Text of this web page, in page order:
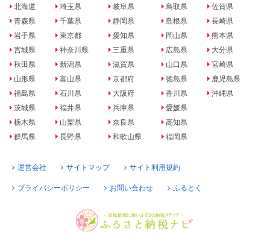
北海道
青森県
岩手県
宮城県
秋田県
山形県
福島県
茨城県
栃木県
群馬県
埼玉県
千葉県
東京都
神奈川県
新潟県
富山県
石川県
福井県
山梨県
長野県
岐阜県
静岡県
愛知県
三重県
滋賀県
京都府
大阪府
兵庫県
奈良県
和歌山県
鳥取県
島根県
岡山県
広島県
山口県
徳島県
香川県
愛媛県
高知県
福岡県
佐賀県
長崎県
熊本県
大分県
宮崎県
鹿児島県
沖縄県
運営会社 サイトマップ サイト利用規約
プライバシーポリシー お問い合わせ ふるとく